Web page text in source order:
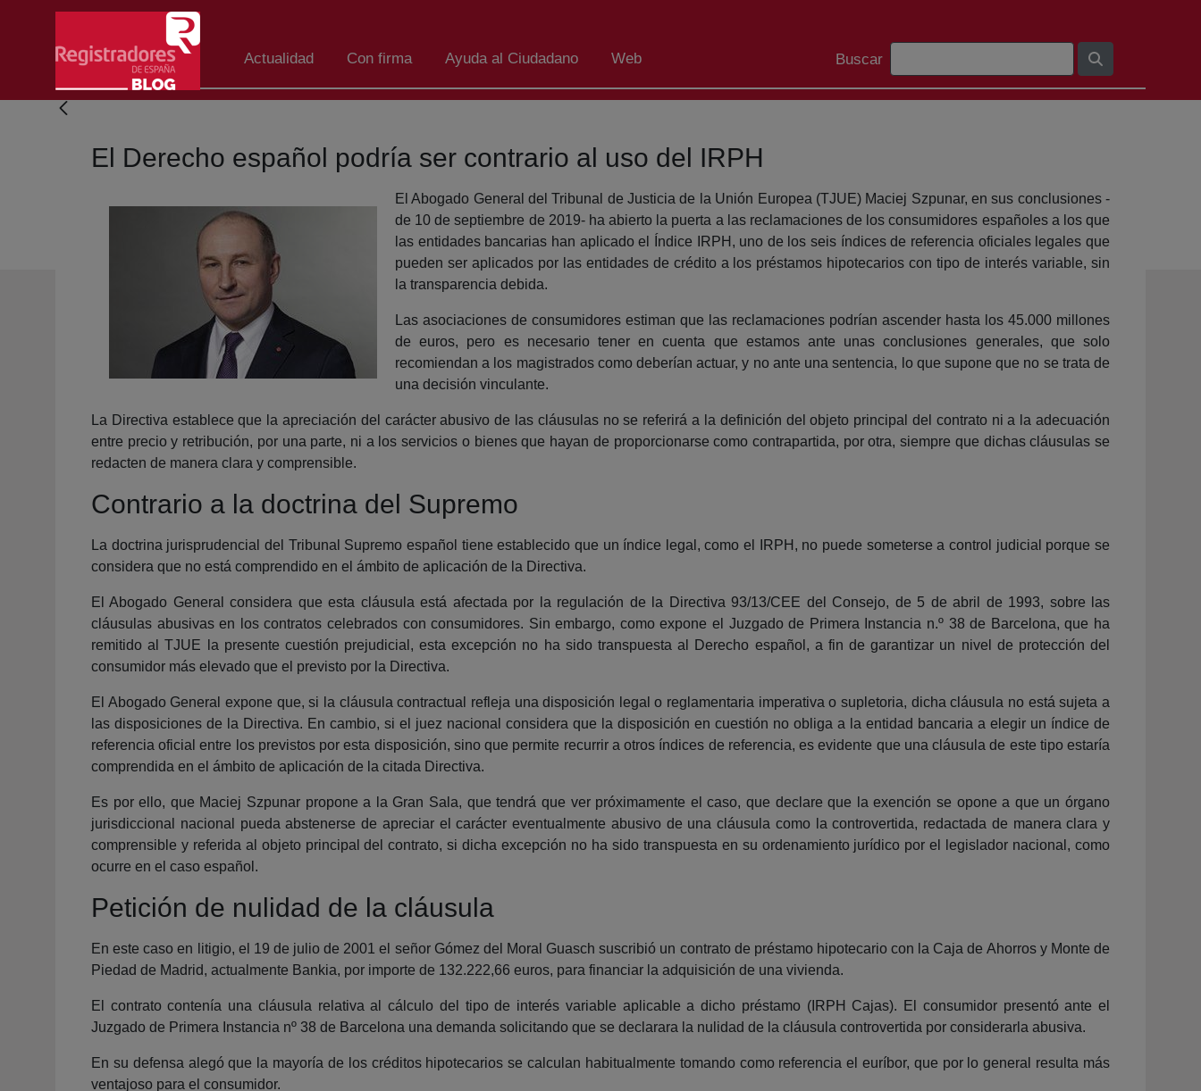
Salta al contingut principal
Actualidad Con firma Ayuda al Ciudadano Web
Barra de cerca
Buscar
El Derecho español podría ser contrario al uso del IRPH
El Abogado General del Tribunal de Justicia de la Unión Europea (TJUE) Maciej Szpunar, en sus conclusiones -
de 10 de septiembre de 2019- ha abierto la puerta a las reclamaciones de los consumidores españoles a los que
las entidades bancarias han aplicado el Índice IRPH, uno de los seis índices de referencia oficiales legales que
pueden ser aplicados por las entidades de crédito a los préstamos hipotecarios con tipo de interés variable, sin
la transparencia debida.
Las asociaciones de consumidores estiman que las reclamaciones podrían ascender hasta los 45.000 millones
de euros, pero es necesario tener en cuenta que estamos ante unas conclusiones generales, que solo
recomiendan a los magistrados como deberían actuar, y no ante una sentencia, lo que supone que no se trata de
una decisión vinculante.
La Directiva establece que la apreciación del carácter abusivo de las cláusulas no se referirá a la definición del objeto principal del contrato ni a la adecuación
entre precio y retribución, por una parte, ni a los servicios o bienes que hayan de proporcionarse como contrapartida, por otra, siempre que dichas cláusulas se
redacten de manera clara y comprensible.
Contrario a la doctrina del Supremo
La doctrina jurisprudencial del Tribunal Supremo español tiene establecido que un índice legal, como el IRPH, no puede someterse a control judicial porque se
considera que no está comprendido en el ámbito de aplicación de la Directiva.
El Abogado General considera que esta cláusula está afectada por la regulación de la Directiva 93/13/CEE del Consejo, de 5 de abril de 1993, sobre las
cláusulas abusivas en los contratos celebrados con consumidores. Sin embargo, como expone el Juzgado de Primera Instancia n.º 38 de Barcelona, que ha
remitido al TJUE la presente cuestión prejudicial, esta excepción no ha sido transpuesta al Derecho español, a fin de garantizar un nivel de protección del
consumidor más elevado que el previsto por la Directiva.
El Abogado General expone que, si la cláusula contractual refleja una disposición legal o reglamentaria imperativa o supletoria, dicha cláusula no está sujeta a
las disposiciones de la Directiva. En cambio, si el juez nacional considera que la disposición en cuestión no obliga a la entidad bancaria a elegir un índice de
referencia oficial entre los previstos por esta disposición, sino que permite recurrir a otros índices de referencia, es evidente que una cláusula de este tipo estaría
comprendida en el ámbito de aplicación de la citada Directiva.
Es por ello, que Maciej Szpunar propone a la Gran Sala, que tendrá que ver próximamente el caso, que declare que la exención se opone a que un órgano
jurisdiccional nacional pueda abstenerse de apreciar el carácter eventualmente abusivo de una cláusula como la controvertida, redactada de manera clara y
comprensible y referida al objeto principal del contrato, si dicha excepción no ha sido transpuesta en su ordenamiento jurídico por el legislador nacional, como
ocurre en el caso español.
Petición de nulidad de la cláusula
En este caso en litigio, el 19 de julio de 2001 el señor Gómez del Moral Guasch suscribió un contrato de préstamo hipotecario con la Caja de Ahorros y Monte de
Piedad de Madrid, actualmente Bankia, por importe de 132.222,66 euros, para financiar la adquisición de una vivienda.
El contrato contenía una cláusula relativa al cálculo del tipo de interés variable aplicable a dicho préstamo (IRPH Cajas). El consumidor presentó ante el
Juzgado de Primera Instancia nº 38 de Barcelona una demanda solicitando que se declarara la nulidad de la cláusula controvertida por considerarla abusiva.
En su defensa alegó que la mayoría de los créditos hipotecarios se calculan habitualmente tomando como referencia el euríbor, que por lo general resulta más
ventajoso para el consumidor.